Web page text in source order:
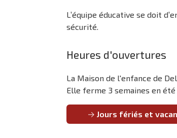
L’équipe éducative se doit
sécurité.
Heures d'ouvertures
La Maison de l'enfance de
Elle ferme 3 semaines en
Jours fériés et